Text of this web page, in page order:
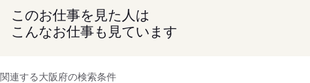
このお仕事を見た人は
こんなお仕事も見ています
関連する大阪府の検索条件